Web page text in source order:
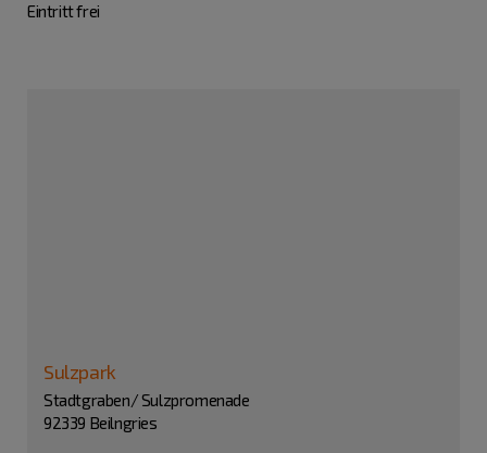
Eintritt frei
Sulzpark
Stadtgraben/ Sulzpromenade
92339 Beilngries